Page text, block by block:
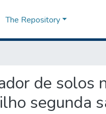
The Repository
de solos
segunda